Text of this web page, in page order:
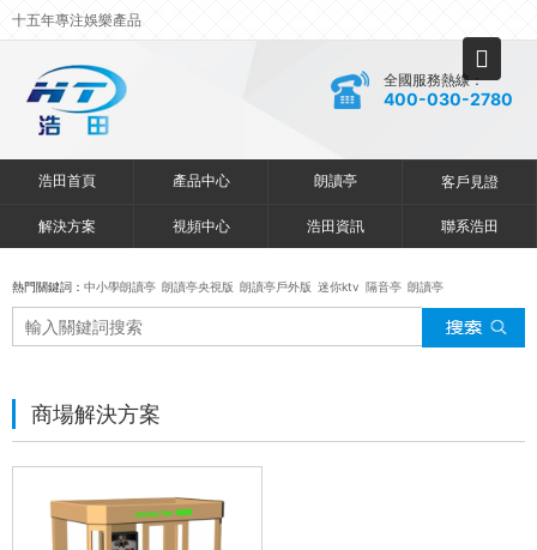
十五年專注娛樂產品
全國服務熱線：
400-030-2780
浩田首頁 產品中心 朗讀亭 客戶見證
解決方案 視頻中心 浩田資訊 聯系浩田
熱門關鍵詞： 中小學朗讀亭 朗讀亭央視版 朗讀亭戶外版 迷你ktv 隔音亭 朗讀亭
商場解決方案